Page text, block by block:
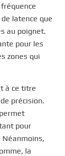
latence que
au poignet.
pour les
zones qui
à ce titre
précision.
pour
Néanmoins,
la